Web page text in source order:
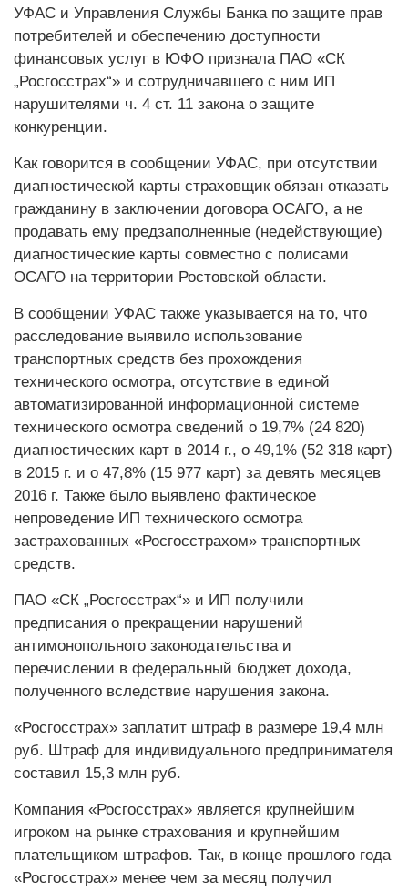
УФАС и Управления Службы Банка по защите прав
потребителей и обеспечению доступности
финансовых услуг в ЮФО признала ПАО «СК
„Росгосстрах“» и сотрудничавшего с ним ИП
нарушителями ч. 4 ст. 11 закона о защите
конкуренции.
Как говорится в сообщении УФАС, при отсутствии
диагностической карты страховщик обязан отказать
гражданину в заключении договора ОСАГО, а не
продавать ему предзаполненные (недействующие)
диагностические карты совместно с полисами
ОСАГО на территории Ростовской области.
В сообщении УФАС также указывается на то, что
расследование выявило использование
транспортных средств без прохождения
технического осмотра, отсутствие в единой
автоматизированной информационной системе
технического осмотра сведений о 19,7% (24 820)
диагностических карт в 2014 г., о 49,1% (52 318 карт)
в 2015 г. и о 47,8% (15 977 карт) за девять месяцев
2016 г. Также было выявлено фактическое
непроведение ИП технического осмотра
застрахованных «Росгосстрахом» транспортных
средств.
ПАО «СК „Росгосстрах“» и ИП получили
предписания о прекращении нарушений
антимонопольного законодательства и
перечислении в федеральный бюджет дохода,
полученного вследствие нарушения закона.
«Росгосстрах» заплатит штраф в размере 19,4 млн
руб. Штраф для индивидуального предпринимателя
составил 15,3 млн руб.
Компания «Росгосстрах» является крупнейшим
игроком на рынке страхования и крупнейшим
плательщиком штрафов. Так, в конце прошлого года
«Росгосстрах» менее чем за месяц получил